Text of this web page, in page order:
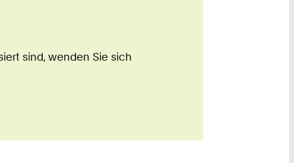
sind, wenden Sie sich